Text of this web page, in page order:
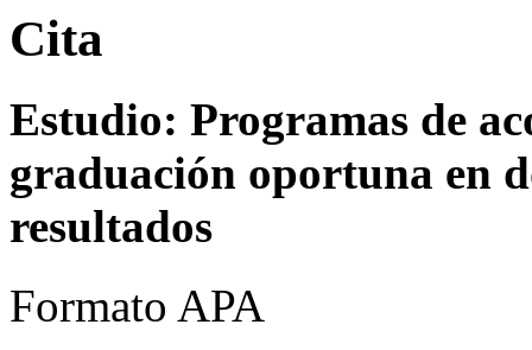
Cita
Estudio: Programas de
graduación oportuna en
resultados
Formato APA